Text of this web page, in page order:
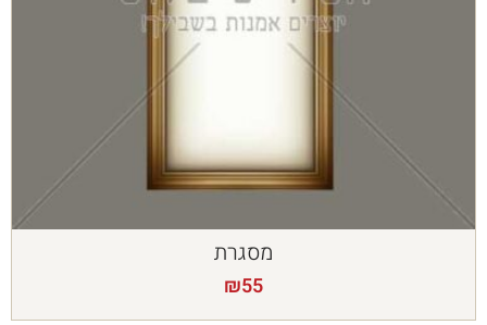
מסגרת
₪55